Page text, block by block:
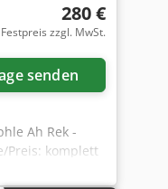
280 €
Festpreis zzgl. MwSt.
senden
Ah Rek -
Preis: komplett